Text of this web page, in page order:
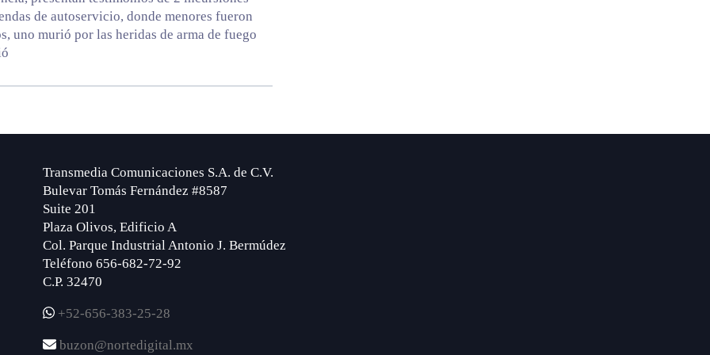
de autoservicio, donde menores fueron
uno murió por las heridas de arma de fuego
Transmedia Comunicaciones S.A. de C.V.
Bulevar Tomás Fernández #8587
Suite 201
Plaza Olivos, Edificio A
Col. Parque Industrial Antonio J. Bermúdez
Teléfono 656-682-72-92
C.P. 32470
+52-656-383-25-28
buzon@nortedigital.mx